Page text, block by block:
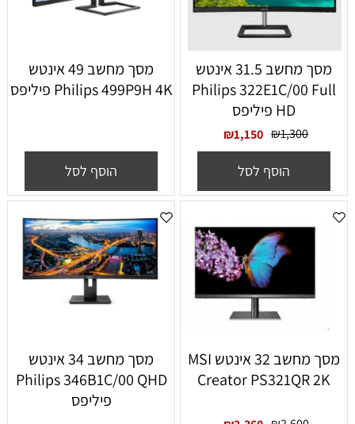
מסך מחשב ‏31.5 ‏אינטש
Philips 322E1C/00 Full
HD פיליפס
₪1,300
₪1,150
הוסף לסל
מסך מחשב ‏49 ‏אינטש
Philips 499P9H 4K פיליפס
הוסף לסל
מסך מחשב ‏32 ‏אינטש MSI
Creator PS321QR 2K
מסך מחשב ‏34 ‏אינטש
Philips 346B1C/00 QHD
פיליפס